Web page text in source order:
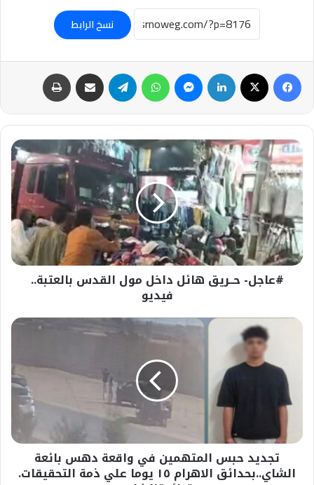
نسخ الرابط
فيسبوك لينكدإن ماسنجر واتساب تيلقرام مشاركة عبر البريد
#عاجل-
حــريق
هائل
داخل
مول
القدس
بالعتبة..
فيديو
#عاجل- حــريق هائل داخل مول القدس بالعتبة..
فيديو
تجديد
واقعة
دهس
بائعة
الشاي..بحدائق
الاهرام
يوما
تجديد حبس المتهمين في واقعة دهس بائعة
الشاي..بحدائق الاهرام ١٥ يوما علي ذمة التحقيقات.